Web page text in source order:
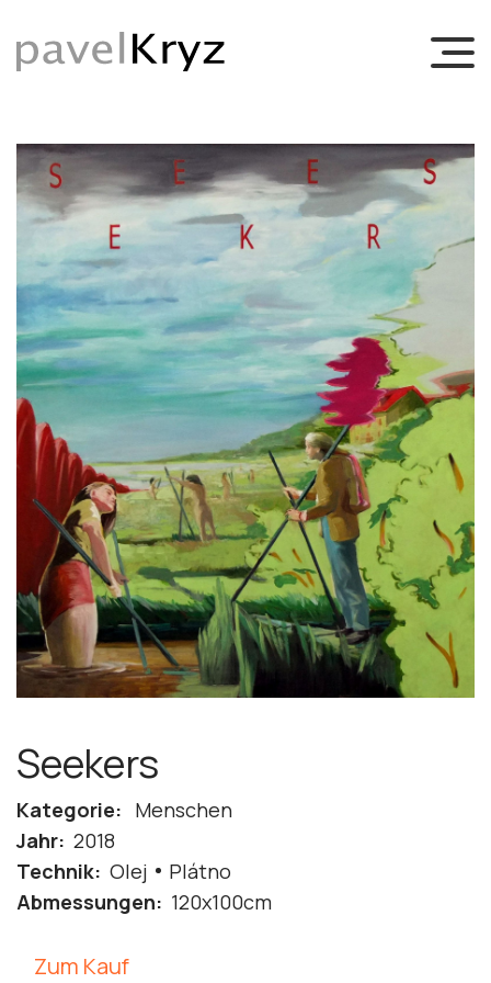
Seekers
Kategorie: Menschen
Jahr: 2018
Technik: Olej
Plátno
Abmessungen: 120x100cm
Zum Kauf